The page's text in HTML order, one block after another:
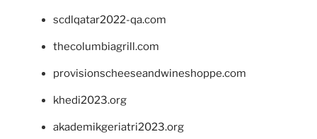
scdlqatar2022-qa.com
thecolumbiagrill.com
provisionscheeseandwineshoppe.com
khedi2023.org
akademikgeriatri2023.org